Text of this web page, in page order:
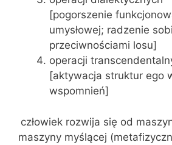
[pogorszenie
umysłowej; radzenie
przeciwnościami losu]
operacji
[aktywacja struktur ego
wspomnień]
człowiek rozwija się od
maszyny myślącej